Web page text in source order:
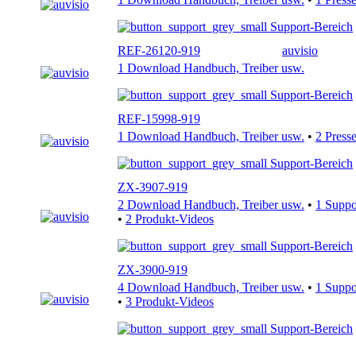
Support-Bereich
REF-26120-919
auvisio
1 Download Handbuch, Treiber usw.
Support-Bereich
REF-15998-919
1 Download Handbuch, Treiber usw. • 2
Support-Bereich
ZX-3907-919
2 Download Handbuch, Treiber usw. • 1
• 2 Produkt-Videos
Support-Bereich
ZX-3900-919
4 Download Handbuch, Treiber usw. • 1
• 3 Produkt-Videos
Support-Bereich